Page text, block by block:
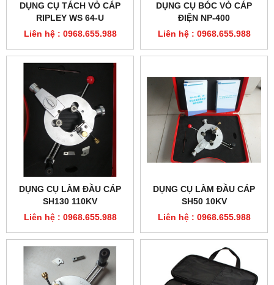
DỤNG CỤ TÁCH VỎ CÁP
RIPLEY WS 64-U
Liên hệ : 0968.655.988
DỤNG CỤ BÓC VỎ CÁP
ĐIỆN NP-400
Liên hệ : 0968.655.988
DỤNG CỤ LÀM ĐẦU CÁP
SH130 110KV
Liên hệ : 0968.655.988
DỤNG CỤ LÀM ĐẦU CÁP
SH50 10KV
Liên hệ : 0968.655.988